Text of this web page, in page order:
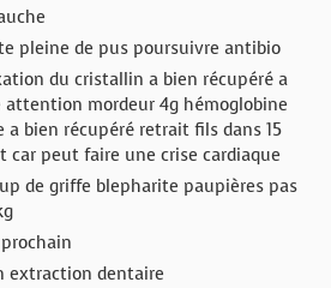
pleine de pus poursuivre antibio
du cristallin a bien récupéré a
attention mordeur 4g hémoglobine
a bien récupéré retrait fils dans 15
car peut faire une crise cardiaque
de griffe blepharite paupières pas
extraction dentaire